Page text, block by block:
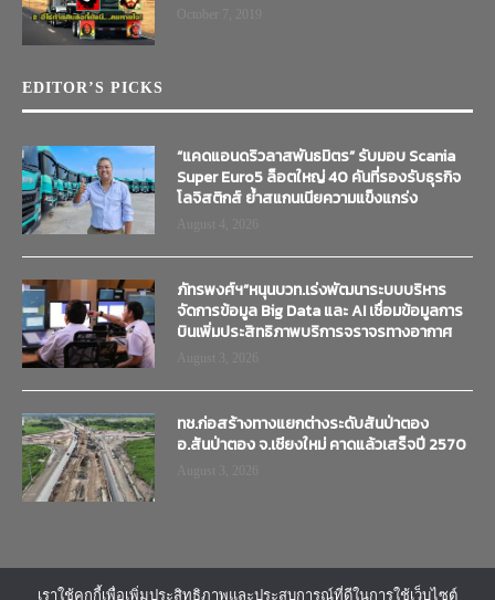
EDITOR’S PICKS
“แคดแอนดริวลาสพันธมิตร” รับมอบ Scania
Super Euro5 ล็อตใหญ่ 40 คันที่รองรับธุรกิจ
โลจิสติกส์ ย้ำสแกนเนียความแข็งแกร่ง
ภัทรพงศ์ฯ”หนุนบวท.เร่งพัฒนาระบบบริหาร
จัดการข้อมูล Big Data และ AI เชื่อมข้อมูลการ
บินเพิ่มประสิทธิภาพบริการจราจรทางอากาศ
ทช.ก่อสร้างทางแยกต่างระดับสันป่าตอง
อ.สันป่าตอง จ.เชียงใหม่ คาดแล้วเสร็จปี 2570
เราใช้คุกกี้เพื่อเพิ่มประสิทธิภาพและประสบการณ์ที่ดีในการใช้เว็บไซต์